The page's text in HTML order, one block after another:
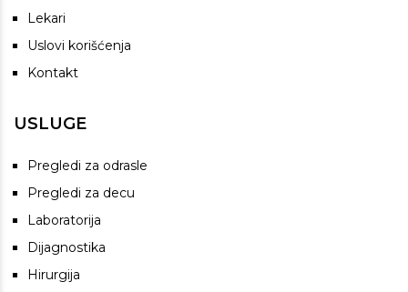
Lekari
Uslovi korišćenja
Kontakt
USLUGE
Pregledi za odrasle
Pregledi za decu
Laboratorija
Dijagnostika
Hirurgija